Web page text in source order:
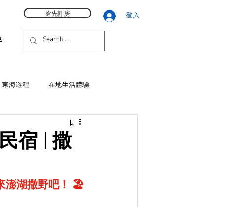
搶先訂房 登入
東海遊程 在地生活體驗
宿 | 撒
澎湖撒野吧！ 🏖️